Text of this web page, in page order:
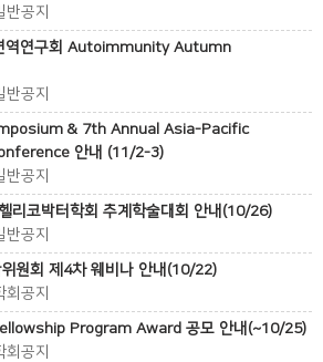
공지
역연구회 Autoimmunity Autumn
공지
& 7th Annual Asia-Pacific
안내 (11/2-3)
공지
리코박터학회 추계학술대회 안내(10/26)
공지
원회 제4차 웨비나 안내(10/22)
공지
Program Award 공모 안내(~10/25)
공지